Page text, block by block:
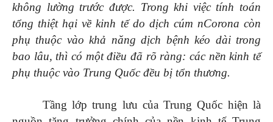
không lường trước được. Trong khi việc tính toán
tổng thiệt hại về kinh tế do dịch cúm nCorona còn
phụ thuộc vào khả năng dịch bệnh kéo dài trong
bao lâu, thì có một điều đã rõ ràng: các nền kinh tế
phụ thuộc vào Trung Quốc đều bị tổn thương.
Tầng lớp trung lưu của Trung Quốc hiện là